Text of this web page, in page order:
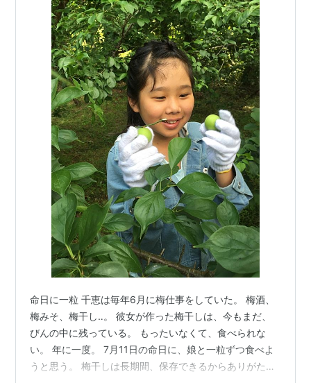
命日に一粒 千恵は毎年6月に梅仕事をしていた。 梅酒、
梅みそ、梅干し‥。 彼女が作った梅干しは、今もまだ、
びんの中に残っている。 もったいなくて、食べられな
い。 年に一度。 7月11日の命日に、娘と一粒ずつ食べよ
うと思う。 梅干しは長期間、保存できるからありがた